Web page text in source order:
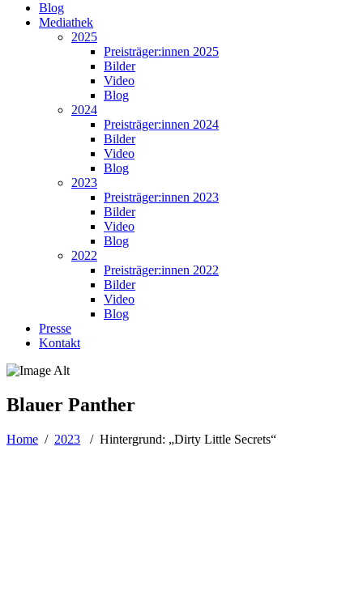
Blog
Mediathek
2025
Preisträger:innen 2025
Bilder
Video
Blog
2024
Preisträger:innen 2024
Bilder
Video
Blog
2023
Preisträger:innen 2023
Bilder
Video
Blog
2022
Preisträger:innen 2022
Bilder
Video
Blog
Presse
Kontakt
Blauer Panther
Home / 2023 / Hintergrund: „Dirty Little Secrets“